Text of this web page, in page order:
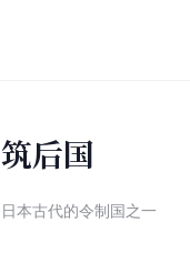
筑后国
日本古代的令制国之一